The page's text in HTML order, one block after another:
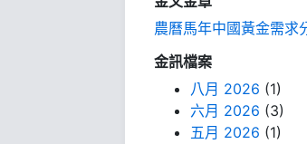
農曆馬年中國黃金需求
金訊檔案
八月 2026 (1)
六月 2026 (3)
五月 2026 (1)